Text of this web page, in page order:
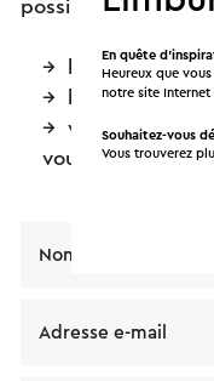
possible dans le
la date que
le nombre
votre numéro
vous contacter
Nom
Adresse e-mail
En quête
Heureux que
notre site Internet
Souhaitez-vous
Vous trouverez